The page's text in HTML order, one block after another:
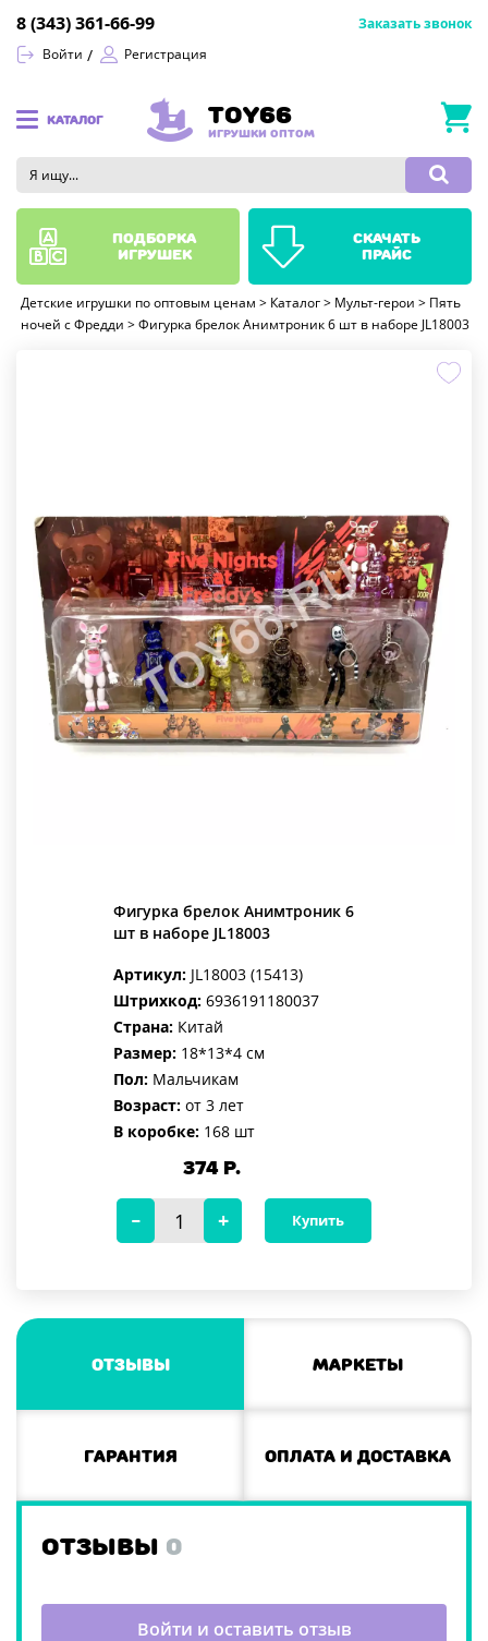
Войти Регистрация
8 (343) 361-66-99 Заказать звонок
КАТАЛОГ TOY66
ИГРУШКИ ОПТОМ
Детские игрушки по оптовым ценам > Каталог > Мульт-герои > Пять
ночей с Фредди > Фигурка брелок Анимтроник 6 шт в наборе JL18003
Фигурка брелок Анимтроник 6
шт в наборе JL18003
Артикул: JL18003 (15413)
Штрихкод: 6936191180037
Страна: Китай
Размер: 18*13*4 см
Пол: Мальчикам
Возраст: от 3 лет
В коробке: 168 шт
374Р.
Купить
Отзывы Маркеты
Гарантия Оплата и доставка
ОТЗЫВЫ 0
Войти и оставить отзыв
подборка
игрушек
скачать
прайс